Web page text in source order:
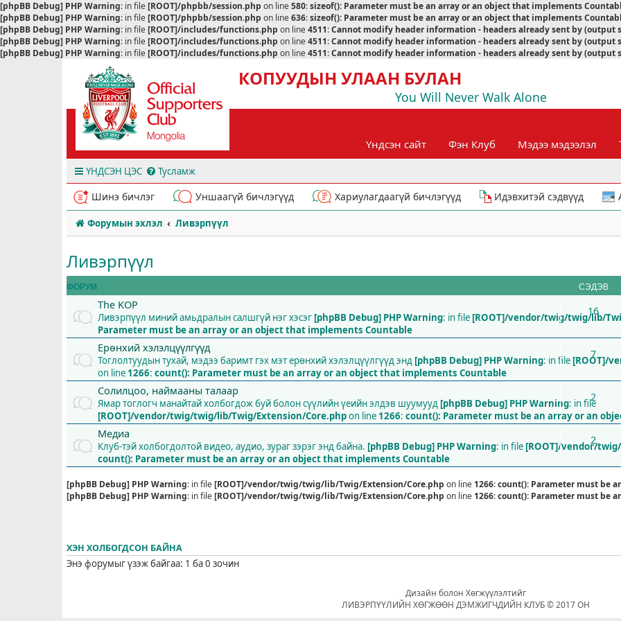
[phpBB Debug] PHP Warning: in file[ROOT]/phpbb/session.php on line580:sizeof(): Parameter must be an array or an object that implements
[phpBB Debug] PHP Warning: in file[ROOT]/phpbb/session.php on line636:sizeof(): Parameter must be an array or an object that implements
[phpBB Debug] PHP Warning: in file[ROOT]/includes/functions.php on line4511:Cannot modify header information - headers already sent by
[phpBB Debug] PHP Warning: in file[ROOT]/includes/functions.php on line4511:Cannot modify header information - headers already sent by
[phpBB Debug] PHP Warning: in file[ROOT]/includes/functions.php on line4511:Cannot modify header information - headers already sent by
КОПУУДЫН УЛААН БУЛАН
You Will Never Walk Alone
Үндсэн сайт Фэн Клуб Мэдээ мэдээлэл
ҮНДСЭН ЦЭС Тусламж
Шинэ бичлэг Уншаагүй бичлэгүүд Хариулагдаагүй бичлэгүүд Идэвхитэй сэдвүүд
Форумын эхлэл Ливэрпүүл
Ливэрпүүл
ФОРУМ СЭДЭВ
The KOP
Ливэрпүүл миний амьдралын салшгүй нэг хэсэг [phpBB Debug] PHP Warning: in file [ROOT]/vendor/twig/twig/lib/
Parameter must be an array or an object that implements Countable
16
Ерөнхий хэлэлцүүлгүүд
Тоглолтуудын тухай, мэдээ баримт гэх мэт ерөнхий хэлэлцүүлгүүд энд [phpBB Debug] PHP Warning: in file [ROOT]/
on line 1266: count(): Parameter must be an array or an object that implements Countable
7
Солилцоо, наймааны талаар
Ямар тоглогч манайтай холбогдож буй болон сүүлийн үеийн элдэв шуумууд [phpBB Debug] PHP Warning: in file
[ROOT]/vendor/twig/twig/lib/Twig/Extension/Core.phpon line 1266: count(): Parameter must be an array or an
2
Медиа
Клуб-тэй холбогдолтой видео, аудио, зураг зэрэг энд байна. [phpBB Debug] PHP Warning: in file [ROOT]/vendor/
count(): Parameter must be an array or an object that implements Countable
2
[phpBB Debug] PHP Warning: in file[ROOT]/vendor/twig/twig/lib/Twig/Extension/Core.php on line 1266:count(): Parameter must be
[phpBB Debug] PHP Warning: in file[ROOT]/vendor/twig/twig/lib/Twig/Extension/Core.php on line 1266:count(): Parameter must be
ХЭН ХОЛБОГДСОН БАЙНА
Энэ форумыг үзэж байгаа: 1 ба 0 зочин
Дизайн болон Хөгжүүлэлтийг
ЛИВЭРПҮҮЛИЙН ХӨГЖӨӨН ДЭМЖИГЧДИЙН КЛУБ © 2017 ОН